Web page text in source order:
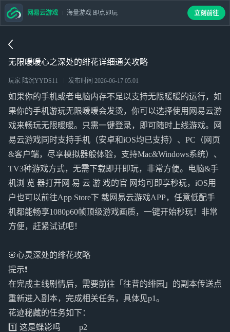
无限暖暖心之深处的绯花详细通关攻略
玩家 陆沉YYDS11 发布时间 2026-06-17 05:01
如果你的手机或者电脑内存不足以支持无限暖暖的运行，如
果你的手机游玩无限暖暖会发烫，你可以选择使用网易云游
戏来畅玩无限暖暖。只需一键登录，即可随时上线游戏。网
易云游戏同时支持手机（安卓和iOS均已支持）、PC（网页
&客户端，尽享模拟器般体验，支持Mac&Windows系统）、
TV3种游戏方式，无需下载即开即玩，非常方便。电脑&手
机浏 览 器打开网 易 云 游 戏的官 网均可即享秒玩，iOS用
户也可以前往App Store下 载网易云游戏APP，任意低配手
机都能畅享1080p60帧顶级游戏画质，一键开始秒玩！非常
方便，赶紧试试吧！
🌸心灵深处的绯花攻略
提示❗️
在完成主线剧情后，需要前往「往昔的绯园」的副本传送点
重新进入副本，完成相关任务，具体见p1。
花迹秘藏的任务如下：
1️⃣ 这是蝶影吗 p2
网易云游戏 海量游戏 即点即玩 立刻前往